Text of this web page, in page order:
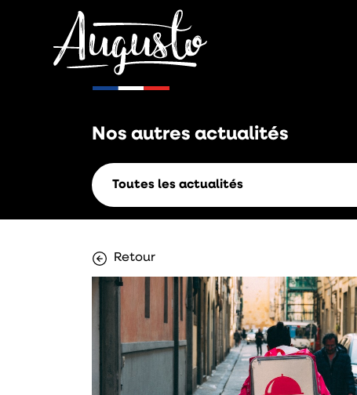
Nos autres actualités
Toutes les actualités
Retour